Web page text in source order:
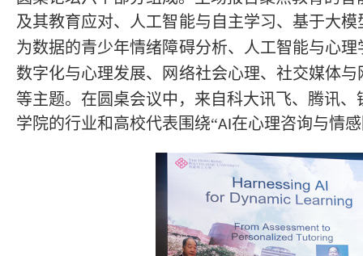
及其教育应对、人工智能与自主学习、基于大
为数据的青少年情绪障碍分析、人工智能与心
数字化与心理发展、网络社会心理、社交媒体
等主题。在圆桌会议中，来自科大讯飞、腾讯
学院的行业和高校代表围绕“AI在心理咨询与情